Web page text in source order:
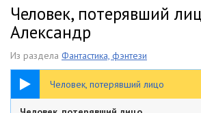
Человек, потерявший
Александр
Из раздела Фантастика, фэнтези
Человек, потерявший лицо
2:50:13